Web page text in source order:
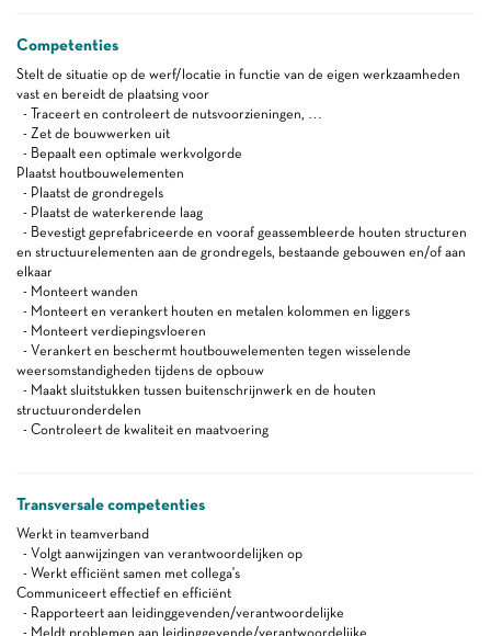
Competenties
Stelt de situatie op de werf/locatie in functie van de eigen werkzaamheden
vast en bereidt de plaatsing voor
- Traceert en controleert de nutsvoorzieningen, …
- Zet de bouwwerken uit
- Bepaalt een optimale werkvolgorde
Plaatst houtbouwelementen
- Plaatst de grondregels
- Plaatst de waterkerende laag
- Bevestigt geprefabriceerde en vooraf geassembleerde houten structuren
en structuurelementen aan de grondregels, bestaande gebouwen en/of aan
elkaar
- Monteert wanden
- Monteert en verankert houten en metalen kolommen en liggers
- Monteert verdiepingsvloeren
- Verankert en beschermt houtbouwelementen tegen wisselende
weersomstandigheden tijdens de opbouw
- Maakt sluitstukken tussen buitenschrijnwerk en de houten
structuuronderdelen
- Controleert de kwaliteit en maatvoering
Transversale competenties
Werkt in teamverband
- Volgt aanwijzingen van verantwoordelijken op
- Werkt efficiënt samen met collega's
Communiceert effectief en efficiënt
- Rapporteert aan leidinggevenden/verantwoordelijke
- Meldt problemen aan leidinggevende/verantwoordelijke